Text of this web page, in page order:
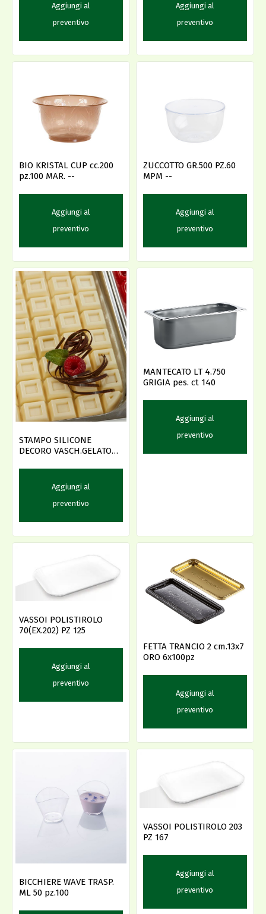
Aggiungi al
preventivo
Aggiungi al
preventivo
BIO KRISTAL CUP cc.200
pz.100 MAR. --
Aggiungi al
preventivo
ZUCCOTTO GR.500 PZ.60
MPM --
Aggiungi al
preventivo
STAMPO SILICONE
DECORO VASCH.GELATO
Aggiungi al
preventivo
MANTECATO LT 4.750
GRIGIA pes. ct 140
Aggiungi al
preventivo
VASSOI POLISTIROLO
70(EX.202) PZ 125
Aggiungi al
preventivo
FETTA TRANCIO 2 cm.13x7
ORO 6x100pz
Aggiungi al
preventivo
BICCHIERE WAVE TRASP.
ML 50 pz.100
VASSOI POLISTIROLO 203
PZ 167
Aggiungi al
preventivo